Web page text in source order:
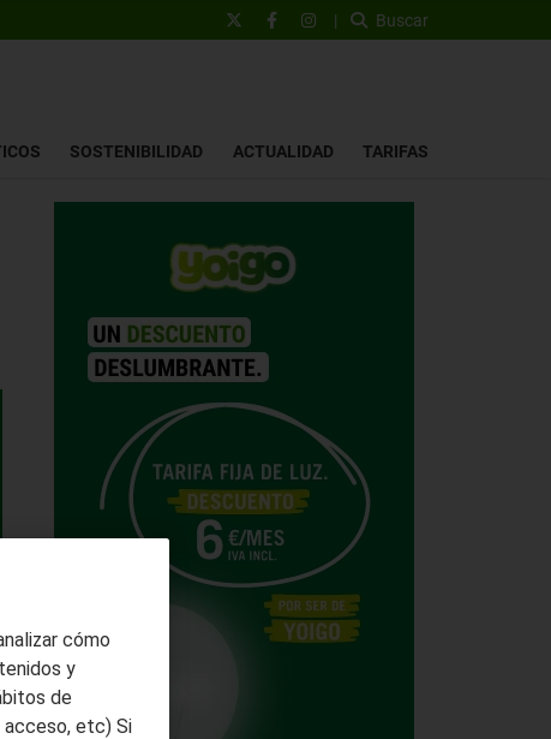
| Buscar
SOSTENIBILIDAD ACTUALIDAD TARIFAS
cómo
y
de
acceso, etc) Si